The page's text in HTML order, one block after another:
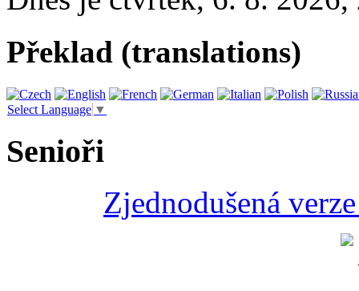
Překlad (translations)
Select Language ▼
Senioři
Zjednodušená